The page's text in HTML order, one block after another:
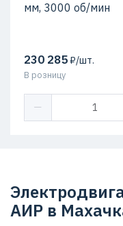
мм, 3000 об/мин
230 285₽/шт.
В розницу
АИР в